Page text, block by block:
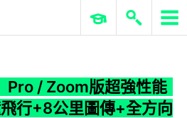
ERP 與商業 AI
Pro / Zoom版超強性能
行+8公里圖傳+全方向